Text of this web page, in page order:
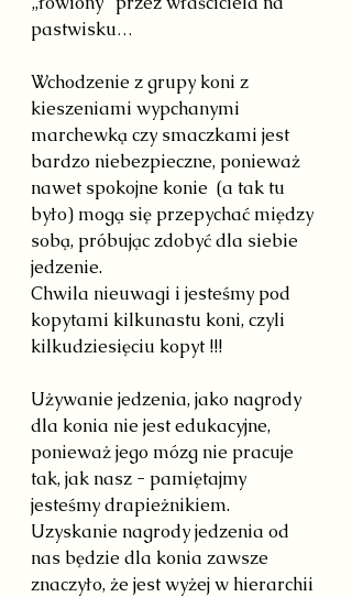
pastwisku…
Wchodzenie z grupy koni z
kieszeniami wypchanymi
marchewką czy smaczkami jest
bardzo niebezpieczne, ponieważ
nawet spokojne konie  (a tak tu
było) mogą się przepychać między
sobą, próbując zdobyć dla siebie
jedzenie.
Chwila nieuwagi i jesteśmy pod
kopytami kilkunastu koni, czyli
kilkudziesięciu kopyt !!!
Używanie jedzenia, jako nagrody
dla konia nie jest edukacyjne,
ponieważ jego mózg nie pracuje
tak, jak nasz - pamiętajmy
jesteśmy drapieżnikiem.
Uzyskanie nagrody jedzenia od
nas będzie dla konia zawsze
znaczyło, że jest wyżej w hierarchii